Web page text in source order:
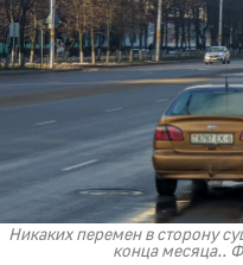
Никаких перемен в сторону
конца месяца..